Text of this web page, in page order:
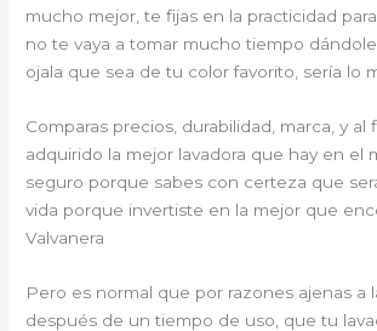
mucho mejor, te fijas en la practicidad
no te vaya a tomar mucho tiempo
ojala que sea de tu color favorito, sería lo
Comparas precios, durabilidad, marca, y al
adquirido la mejor lavadora que hay en el
seguro porque sabes con certeza que
vida porque invertiste en la mejor que
Valvanera
Pero es normal que por razones ajenas a
después de un tiempo de uso, que tu